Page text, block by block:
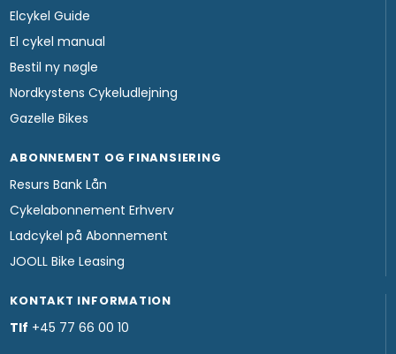
Elcykel Guide
El cykel manual
Bestil ny nøgle
Nordkystens Cykeludlejning
Gazelle Bikes
ABONNEMENT OG FINANSIERING
Resurs Bank Lån
Cykelabonnement Erhverv
Ladcykel på Abonnement
JOOLL Bike Leasing
KONTAKT INFORMATION
Tlf +45 77 66 00 10